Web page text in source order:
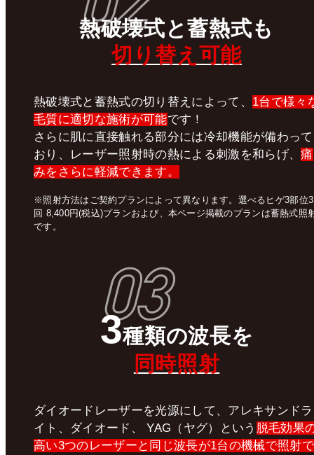
熱破壊式と蓄熱式も
切り替え可能
熱破壊式と蓄熱式の切り替えによって、 1台で様々
毛質に適切な施術が可能です！
さらに肌に直接触れる部分には冷却機能が備わって
おり、レーザー照射時の熱による刺激を和らげ、痛
みをさらに軽減できます。
※照射方法はご契約プランによって異なります。選べるヒゲ3部位3
回 8,400円(税込)プランおよび、本ページ掲載のプランは蓄熱式照
です。
03
3種類の波長を
同時照射
ダイオードレーザーを光源にして、アレキサンドラ
イト、ダイオード、 YAG（ヤグ）という 脱毛効果
高い3つのレーザーと同じ波長が1台の機械で照射で